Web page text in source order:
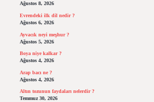
Ağustos 8, 2026
Evrendeki ilk dil nedir ?
Ağustos 6, 2026
Ayvacık neyi meşhur ?
Ağustos 5, 2026
Boya niye kalkar ?
Ağustos 4, 2026
Arap bacı ne ?
Ağustos 4, 2026
Altın tozunun faydaları nelerdir ?
Temmuz 30, 2026